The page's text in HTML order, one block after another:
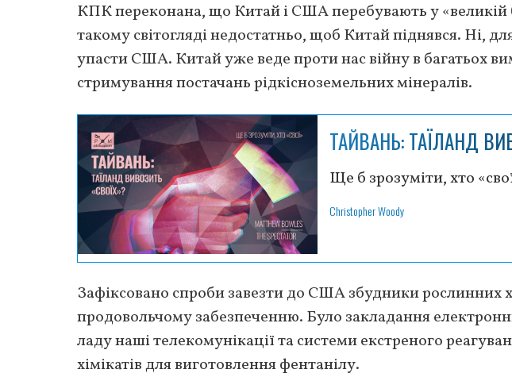
КПК переконана, що Китай і США перебувають у «великій
такому світогляді недостатньо, щоб Китай піднявся. Ні,
упасти США. Китай уже веде проти нас війну в багатьох
стримування постачань рідкісноземельних мінералів.
ТАЙВАНЬ: ТАЇЛАНД
Ще б зрозуміти, хто
Christopher Woody
Зафіксовано спроби завезти до США збудники
продовольчому забезпеченню. Було закладання
ладу наші телекомунікації та системи екстреного
хімікатів для виготовлення фентанілу.